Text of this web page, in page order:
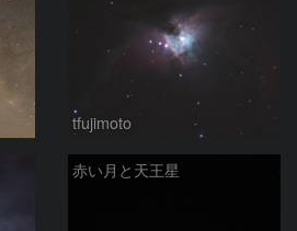
tfujimoto
赤い月と天王星